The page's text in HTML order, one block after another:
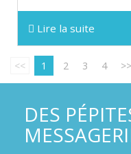
Lire la suite
<< 1 2 3 4 >>
DES